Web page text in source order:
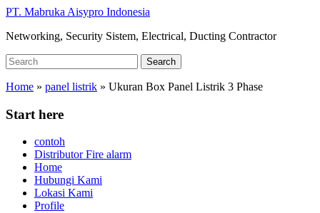
Skip
main
PT. Mabruka Aisypro Indonesia
Networking, Security Sistem, Electrical, Ducting Contractor
Search
for:
Search
Home » panel listrik » Ukuran Box Panel Listrik 3 Phase
Start here
contoh
Distributor Fire alarm
Home
Hubungi Kami
Lokasi Kami
Profile